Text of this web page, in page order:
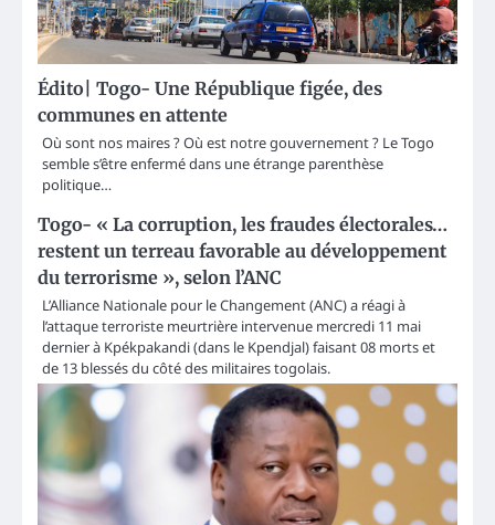
Édito| Togo- Une République figée, des
communes en attente
Où sont nos maires ? Où est notre gouvernement ? Le Togo
semble s’être enfermé dans une étrange parenthèse
politique…
Togo- « La corruption, les fraudes électorales…
restent un terreau favorable au développement
du terrorisme », selon l’ANC
L’Alliance Nationale pour le Changement (ANC) a réagi à
l’attaque terroriste meurtrière intervenue mercredi 11 mai
dernier à Kpékpakandi (dans le Kpendjal) faisant 08 morts et
de 13 blessés du côté des militaires togolais.